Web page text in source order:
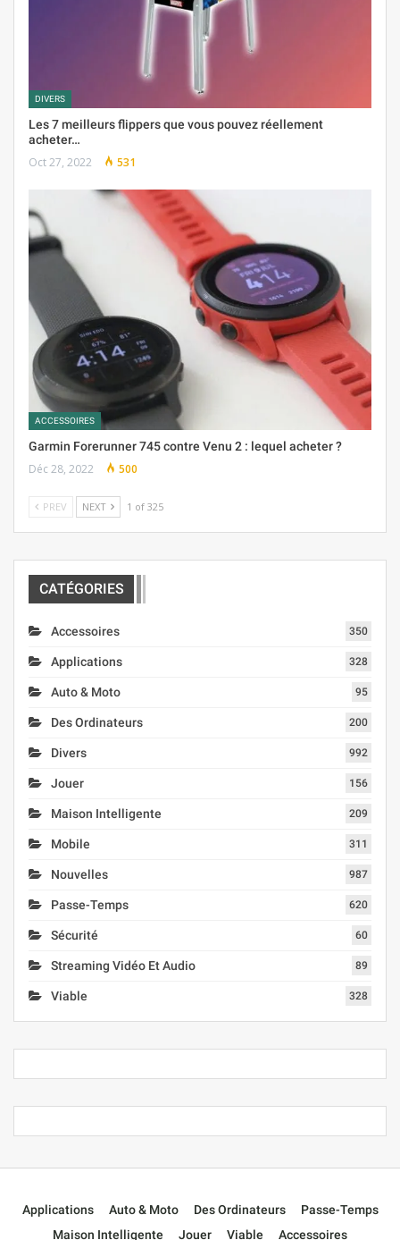
DIVERS
Les 7 meilleurs flippers que vous pouvez réellement
acheter…
Oct 27, 2022 531
ACCESSOIRES
Garmin Forerunner 745 contre Venu 2 : lequel acheter ?
Déc 28, 2022 500
PREV NEXT 1 of 325
CATÉGORIES
Accessoires 350
Applications 328
Auto & Moto 95
Des Ordinateurs 200
Divers 992
Jouer 156
Maison Intelligente 209
Mobile 311
Nouvelles 987
Passe-Temps 620
Sécurité 60
Streaming Vidéo Et Audio 89
Viable 328
Applications Auto & Moto Des Ordinateurs
Passe-Temps
Maison Intelligente
Jouer Viable Accessoires